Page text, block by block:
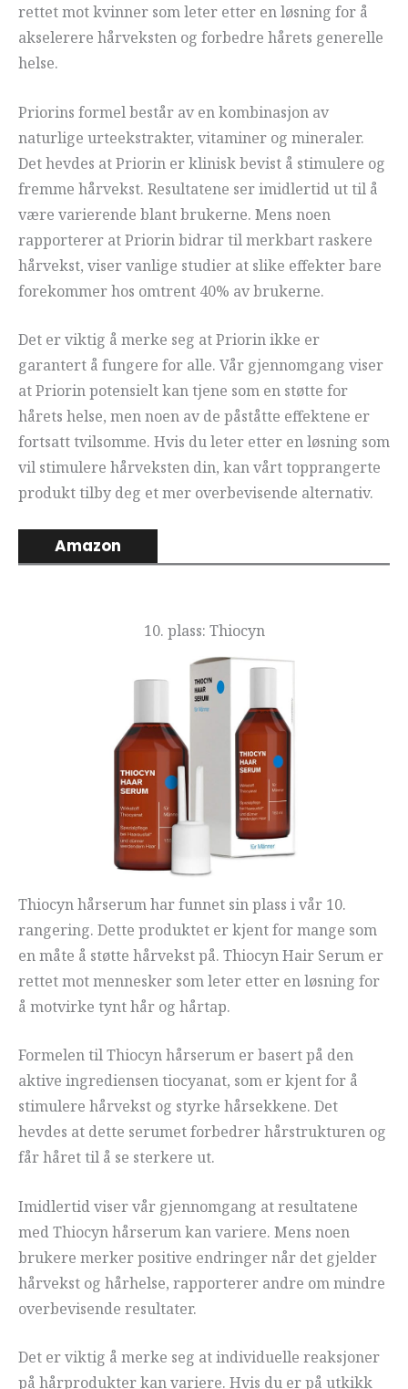
rettet mot kvinner som leter etter en løsning for å
akselerere hårveksten og forbedre hårets generelle
helse.
Priorins formel består av en kombinasjon av
naturlige urteekstrakter, vitaminer og mineraler.
Det hevdes at Priorin er klinisk bevist å stimulere og
fremme hårvekst. Resultatene ser imidlertid ut til å
være varierende blant brukerne. Mens noen
rapporterer at Priorin bidrar til merkbart raskere
hårvekst, viser vanlige studier at slike effekter bare
forekommer hos omtrent 40% av brukerne.
Det er viktig å merke seg at Priorin ikke er
garantert å fungere for alle. Vår gjennomgang viser
at Priorin potensielt kan tjene som en støtte for
hårets helse, men noen av de påståtte effektene er
fortsatt tvilsomme. Hvis du leter etter en løsning som
vil stimulere hårveksten din, kan vårt topprangerte
produkt tilby deg et mer overbevisende alternativ.
Amazon
10. plass: Thiocyn
Thiocyn hårserum har funnet sin plass i vår 10.
rangering. Dette produktet er kjent for mange som
en måte å støtte hårvekst på. Thiocyn Hair Serum er
rettet mot mennesker som leter etter en løsning for
å motvirke tynt hår og hårtap.
Formelen til Thiocyn hårserum er basert på den
aktive ingrediensen tiocyanat, som er kjent for å
stimulere hårvekst og styrke hårsekkene. Det
hevdes at dette serumet forbedrer hårstrukturen og
får håret til å se sterkere ut.
Imidlertid viser vår gjennomgang at resultatene
med Thiocyn hårserum kan variere. Mens noen
brukere merker positive endringer når det gjelder
hårvekst og hårhelse, rapporterer andre om mindre
overbevisende resultater.
Det er viktig å merke seg at individuelle reaksjoner
på hårprodukter kan variere. Hvis du er på utkikk